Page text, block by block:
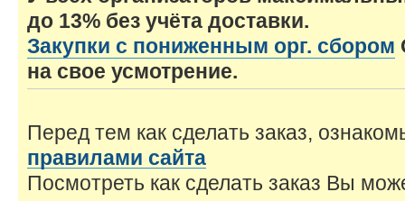
до 13% без учёта доставки.
Закупки с пониженным орг. сбором
на свое усмотрение.
Перед тем как сделать заказ,
правилами сайта
Посмотреть как сделать заказ Вы